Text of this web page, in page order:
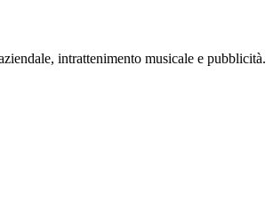
intrattenimento musicale e pubblicità.